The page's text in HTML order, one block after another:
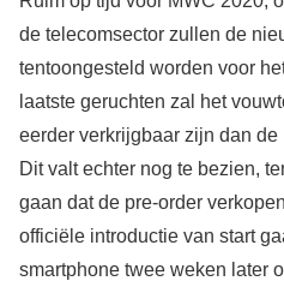
de telecomsector zullen de
tentoongesteld worden voor
laatste geruchten zal het
eerder verkrijgbaar zijn dan
Dit valt echter nog te bezien,
gaan dat de pre-order
officiële introductie van start
smartphone twee weken later